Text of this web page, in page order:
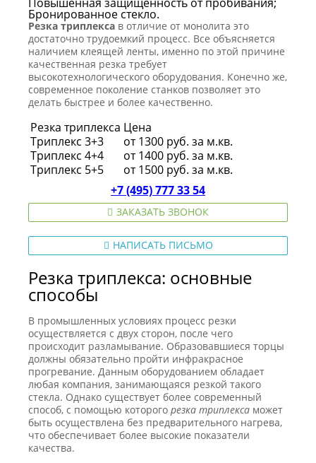
Бронированное стекло.
Резка триплекса в отличие от монолита это
достаточно трудоемкий процесс. Все объясняется
наличием клеящей ленты, именно по этой причине
качественная резка требует
высокотехнологического оборудования. Конечно же,
современное поколение станков позволяет это
делать быстрее и более качественно.
Резка триплекса Цена
Триплекс 3+3
от 1300 руб. за м.кв.
Триплекс 4+4
от 1400 руб. за м.кв.
Триплекс 5+5
от 1500 руб. за м.кв.
+7 (495) 777 33 54
ЗАКАЗАТЬ ЗВОНОК
НАПИСАТЬ ПИСЬМО
Резка триплекса: основные
способы
В промышленных условиях процесс резки
осуществляется с двух сторон, после чего
происходит разламывание. Образовавшиеся торцы
должны обязательно пройти инфракрасное
прогревание. Данным оборудованием обладает
любая компания, занимающаяся резкой такого
стекла. Однако существует более современный
способ, с помощью которого резка триплекса может
быть осуществлена без предварительного нагрева,
что обеспечивает более высокие показатели
качества.